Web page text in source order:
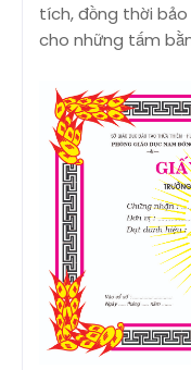
tích, đồng thời
cho những tấm